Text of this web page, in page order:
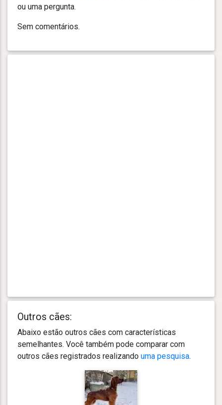
ou uma pergunta.
Sem comentários.
Outros cães:
Abaixo estão outros cães com características
semelhantes. Você também pode comparar com
outros cães registrados realizando uma pesquisa.